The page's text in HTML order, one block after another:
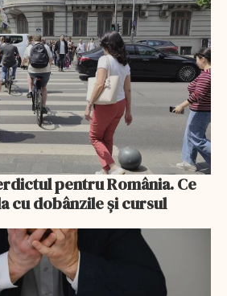
pentru România. Ce
cu dobânzile și cursul